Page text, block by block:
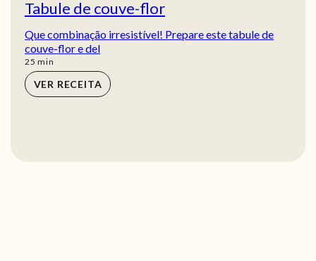
Tabule de couve-flor
Que combinação irresistível! Prepare este tabule de
couve-flor e del
25 min
min
VER RECEITA